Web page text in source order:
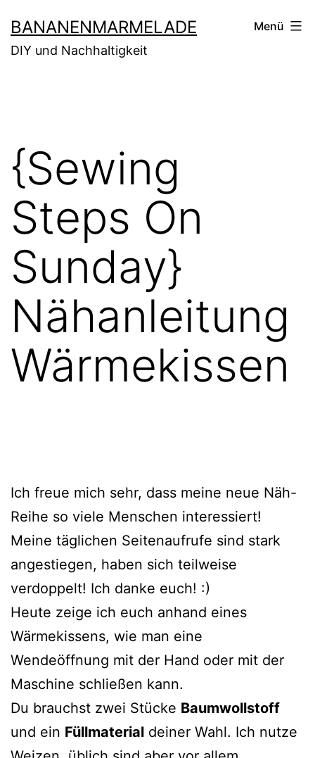
Inhalt
springen
BANANENMARMELADE
DIY und Nachhaltigkeit
Menü
{Sewing
Steps On
Sunday}
Nähanleitung
Wärmekissen
Ich freue mich sehr, dass meine neue Näh-
Reihe so viele Menschen interessiert!
Meine täglichen Seitenaufrufe sind stark
angestiegen, haben sich teilweise
verdoppelt! Ich danke euch! :)
Heute zeige ich euch anhand eines
Wärmekissens, wie man eine
Wendeöffnung mit der Hand oder mit der
Maschine schließen kann.
Du brauchst zwei Stücke Baumwollstoff
und ein Füllmaterial deiner Wahl. Ich nutze